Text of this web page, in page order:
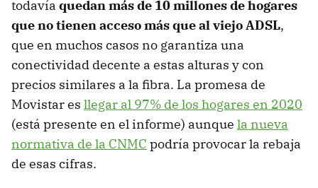
todavía quedan más de 10 millones de hogares
que no tienen acceso más que al viejo ADSL,
que en muchos casos no garantiza una
conectividad decente a estas alturas y con
precios similares a la fibra. La promesa de
Movistar es llegar al 97% de los hogares en 2020
(está presente en el informe) aunque la nueva
normativa de la CNMC podría provocar la rebaja
de esas cifras.